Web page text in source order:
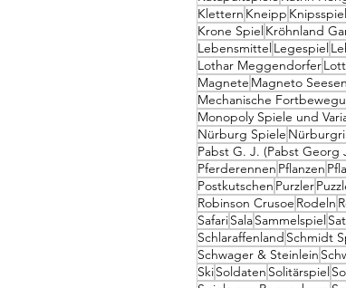
Klettern Kneipp Knipsspiel
Krone SpielKröhnland
LebensmittelLegespiel
Lothar Meggendorfer
Magnete Magneto Seesen
Mechanische
Monopoly Spiele und
Nürburg Spiele
Pabst G. J. (Pabst
Pferderennen Pflanzen
Postkutschen Purzler
Robinson Crusoe Rodeln
SafariSalaSammelspiel
Schlaraffenland Schmidt
Schwager & Steinlein
SkiSoldaten Solitärspiel